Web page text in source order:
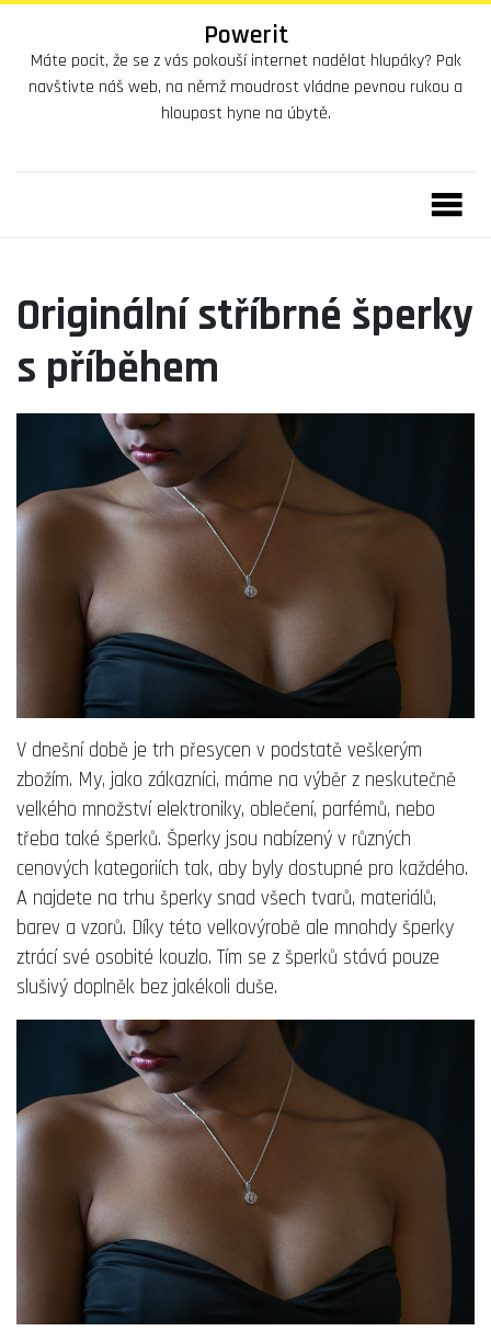
Powerit
Máte pocit, že se z vás pokouší internet nadělat hlupáky? Pak
navštivte náš web, na němž moudrost vládne pevnou rukou a
hloupost hyne na úbytě.
Originální stříbrné šperky
s příběhem
V dnešní době je trh přesycen v podstatě veškerým
zbožím. My, jako zákazníci, máme na výběr z neskutečně
velkého množství elektroniky, oblečení, parfémů, nebo
třeba také šperků. Šperky jsou nabízený v různých
cenových kategoriích tak, aby byly dostupné pro každého.
A najdete na trhu šperky snad všech tvarů, materiálů,
barev a vzorů. Díky této velkovýrobě ale mnohdy šperky
ztrácí své osobité kouzlo. Tím se z šperků stává pouze
slušivý doplněk bez jakékoli duše.